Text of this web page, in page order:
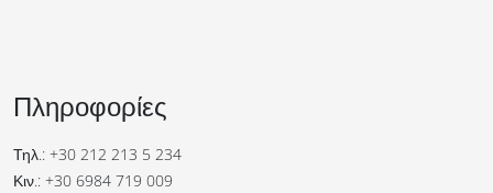
Πληροφορίες
Τηλ.: +30 212 213 5 234
Κιν.: +30 6984 719 009